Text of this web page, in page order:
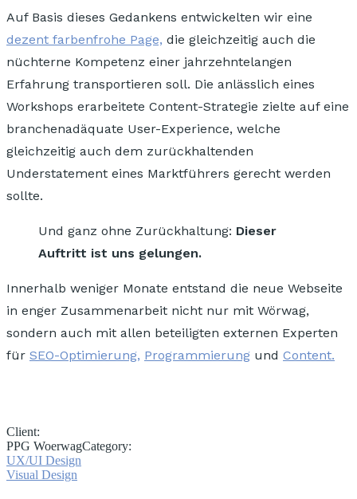
Auf Basis dieses Gedankens entwickelten wir eine
dezent farbenfrohe Page, die gleichzeitig auch die
nüchterne Kompetenz einer jahrzehntelangen
Erfahrung transportieren soll. Die anlässlich eines
Workshops erarbeitete Content-Strategie zielte auf eine
branchenadäquate User-Experience, welche
gleichzeitig auch dem zurückhaltenden
Understatement eines Marktführers gerecht werden
sollte.
Und ganz ohne Zurückhaltung: Dieser
Auftritt ist uns gelungen.
Innerhalb weniger Monate entstand die neue Webseite
in enger Zusammenarbeit nicht nur mit Wörwag,
sondern auch mit allen beteiligten externen Experten
für SEO-Optimierung, Programmierung und Content.
Client:
PPG WoerwagCategory:
UX/UI Design
Visual Design